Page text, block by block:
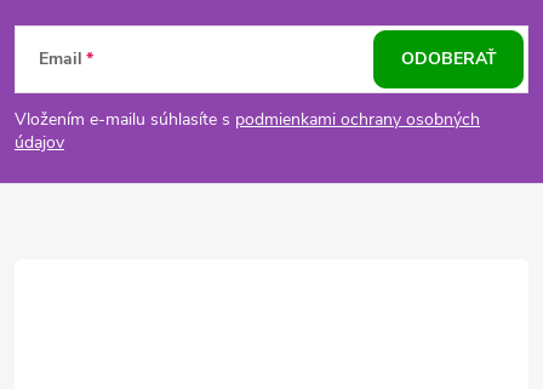
Z
á
p
Email
Vložením e-mailu súhlasíte s podmienkami ochrany osobných
údajov
ODOBERAŤ